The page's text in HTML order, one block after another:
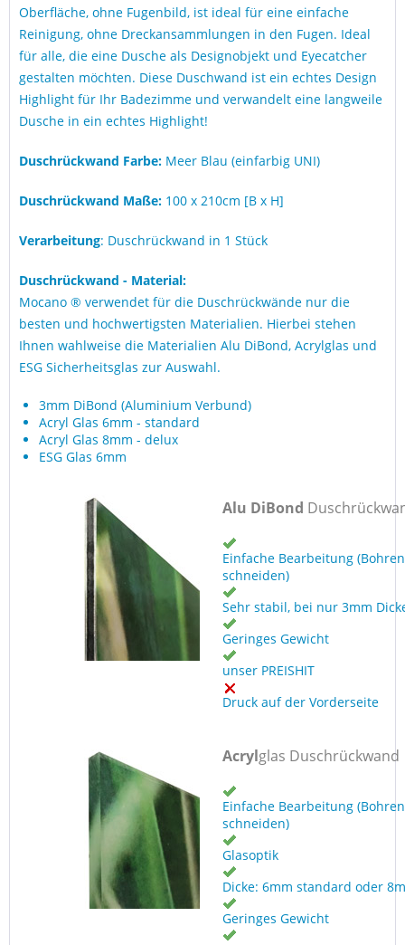
Oberfläche, ohne Fugenbild, ist ideal für eine einfache
Reinigung, ohne Dreckansammlungen in den Fugen. Ideal
für alle, die eine Dusche als Designobjekt und Eyecatcher
gestalten möchten. Diese Duschwand ist ein echtes Design
Highlight für Ihr Badezimme und verwandelt eine langweile
Dusche in ein echtes Highlight!
Duschrückwand Farbe: Meer Blau (einfarbig UNI)
Duschrückwand Maße: 100 x 210cm [B x H]
Verarbeitung: Duschrückwand in 1 Stück
Duschrückwand - Material:
Mocano ® verwendet für die Duschrückwände nur die
besten und hochwertigsten Materialien. Hierbei stehen
Ihnen wahlweise die Materialien Alu DiBond, Acrylglas und
ESG Sicherheitsglas zur Auswahl.
3mm DiBond (Aluminium Verbund)
Acryl Glas 6mm - standard
Acryl Glas 8mm - delux
ESG Glas 6mm
Alu DiBond
Einfache Bearbeitung
schneiden)
Sehr stabil, bei nur 3mm
Geringes Gewicht
unser PREISHIT
Druck auf der Vorderseite
Acrylglas Duschrückwand
Einfache Bearbeitung
schneiden)
Glasoptik
Dicke: 6mm standard oder
Geringes Gewicht